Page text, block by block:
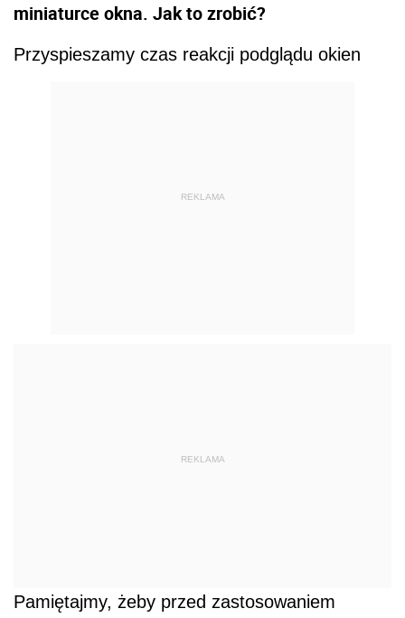
miniaturce okna. Jak to zrobić?
Przyspieszamy czas reakcji podglądu okien
REKLAMA
REKLAMA
Pamiętajmy, żeby przed zastosowaniem